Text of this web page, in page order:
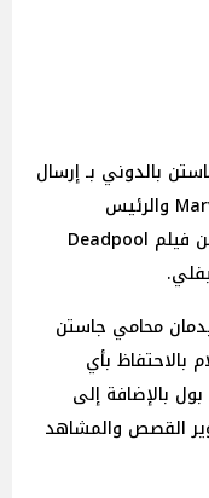
بالدوني بـ إرسال
خطابًا إلى كيفن فيجي رئيس شركة Marvel والرئيس
التنفيذي لشركة Disney بوب إيجر منتجين فيلم Deadpool
محامي جاستن
بالاحتفاظ بأي
بالإضافة إلى
القصص والمشاهد